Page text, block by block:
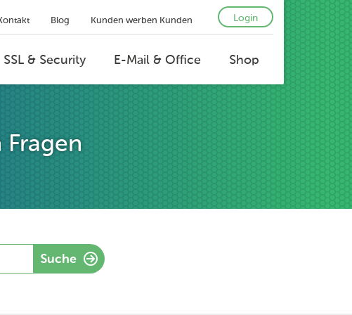
Blog Kunden werben Kunden Login
SSL & Security E-Mail & Office Shop
Suche